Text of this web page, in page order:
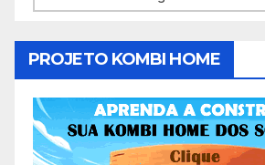
PROJETO KOMBI HOME